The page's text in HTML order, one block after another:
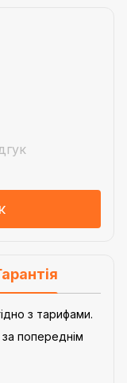
з тарифами.
попереднім